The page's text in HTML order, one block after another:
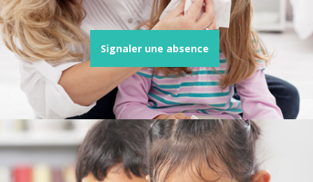
Signaler une absence